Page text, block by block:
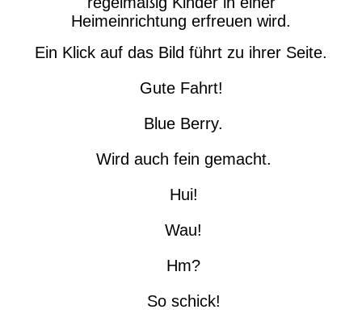
Heimeinrichtung erfreuen wird.
Ein Klick auf das Bild führt zu ihrer Seite.
Gute Fahrt!
Blue Berry.
Wird auch fein gemacht.
Hui!
Wau!
Hm?
So schick!